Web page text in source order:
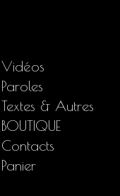
Vidéos
Paroles
Textes & Autres
BOUTIQUE
Contacts
Panier